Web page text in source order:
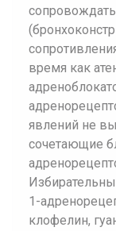
время как
явлений не
сочетающие
1-
клофелин,